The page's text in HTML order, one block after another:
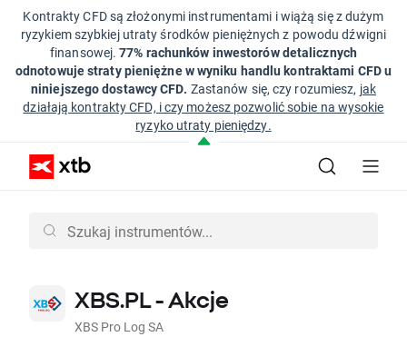
Kontrakty CFD są złożonymi instrumentami i wiążą się z dużym
ryzykiem szybkiej utraty środków pieniężnych z powodu dźwigni
finansowej.77% rachunków inwestorów detalicznych
odnotowuje straty pieniężne w wyniku handlu kontraktami CFD u
niniejszego dostawcy CFD. Zastanów się, czy rozumiesz, jak
działają kontrakty CFD, i czy możesz pozwolić sobie na wysokie
ryzyko utraty pieniędzy.
XBS.PL - Akcje
XBS Pro Log SA